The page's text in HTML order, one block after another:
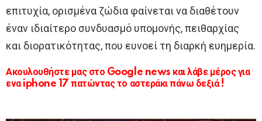
επιτυχία, ορισμένα ζώδια φαίνεται να διαθέτουν
έναν ιδιαίτερο συνδυασμό υπομονής, πειθαρχίας
και διορατικότητας, που ευνοεί τη διαρκή ευημερία.
Ακουλουθήστε μας στο Google news και λάβε μέρος για
ενα iphone 17 πατώντας το αστεράκι πάνω δεξιά !